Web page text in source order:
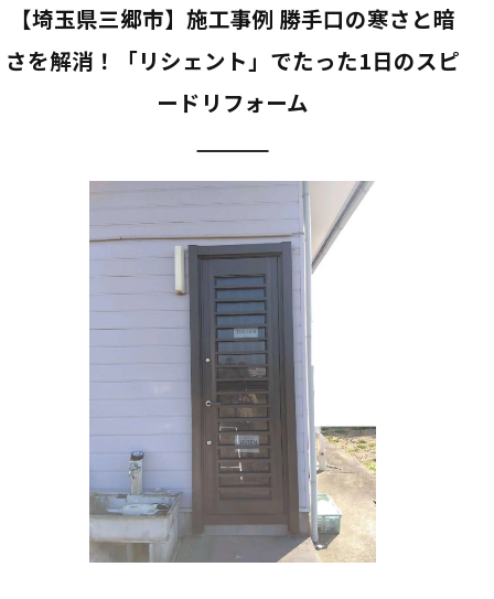
【埼玉県三郷市】施工事例 勝手口の寒さと暗
さを解消！「リシェント」でたった1日のスピ
ードリフォーム